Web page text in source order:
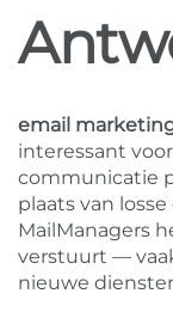
email
interessant
communicatie
plaats van
MailManagers
verstuurt —
nieuwe